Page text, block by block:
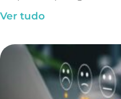
Ver tudo